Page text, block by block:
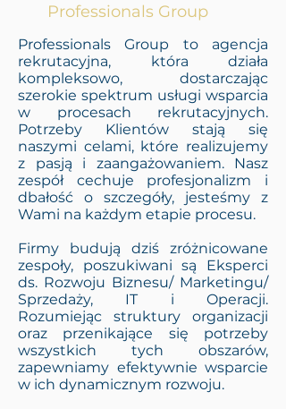
Professionals Group
Professionals Group to agencja
rekrutacyjna, która działa
kompleksowo, dostarczając
szerokie spektrum usługi wsparcia
w procesach rekrutacyjnych.
Potrzeby Klientów stają się
naszymi celami, które realizujemy
z pasją i zaangażowaniem. Nasz
zespół cechuje profesjonalizm i
dbałość o szczegóły, jesteśmy z
Wami na każdym etapie procesu.
Firmy budują dziś zróżnicowane
zespoły, poszukiwani są Eksperci
ds. Rozwoju Biznesu/ Marketingu/
Sprzedaży, IT i Operacji.
Rozumiejąc struktury organizacji
oraz przenikające się potrzeby
wszystkich tych obszarów,
zapewniamy efektywnie wsparcie
w ich dynamicznym rozwoju.